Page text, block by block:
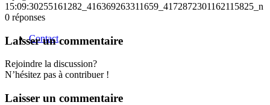
Contact
15:09:30255161282_416369263311659_4172872301162115825_n
0 réponses
Laisser un commentaire
Rejoindre la discussion?
N’hésitez pas à contribuer !
Laisser un commentaire